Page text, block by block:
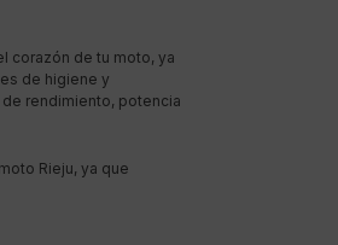
corazón de tu moto, ya
de higiene y
rendimiento, potencia
Rieju, ya que